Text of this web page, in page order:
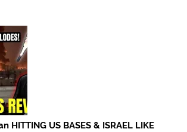
HITTING US BASES & ISRAEL LIKE